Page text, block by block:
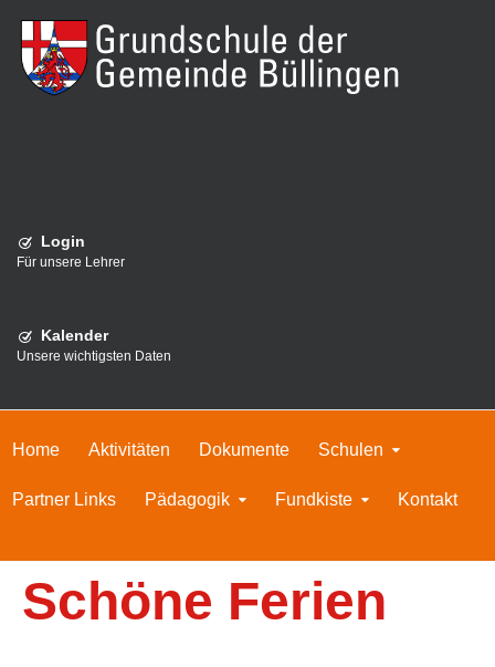
Login
Für unsere Lehrer
Kalender
Unsere wichtigsten Daten
Home Aktivitäten Dokumente Schulen
Partner Links Pädagogik Fundkiste Kontakt
Schöne Ferien